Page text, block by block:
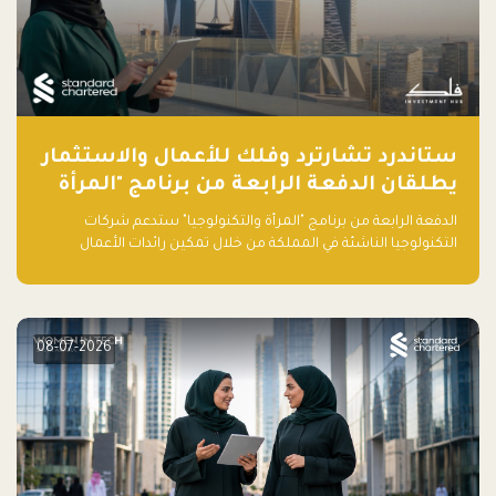
ستاندرد تشارترد وفلك للأعمال والاستثمار
يطلقان الدفعة الرابعة من برنامج "المرأة
والتكنولوجيا" لعام 2026 في المملكة
العربية السعودية
الدفعة الرابعة من برنامج "المرأة والتكنولوجيا" ستدعم شركات
التكنولوجيا الناشئة في المملكة من خلال تمكين رائدات الأعمال
08-07-2026